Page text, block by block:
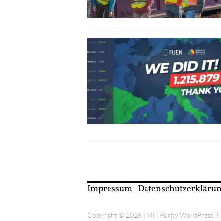
Impressum |
Copyright © 2026 | MH Purity WordPress